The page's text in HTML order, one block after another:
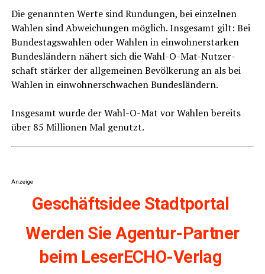
Die genann­ten Wer­te sind Run­dun­gen, bei ein­zel­nen
Wah­len sind Abwei­chun­gen mög­lich. Ins­ge­samt gilt: Bei
Bun­des­tags­wah­len oder Wah­len in ein­woh­ner­star­ken
Bun­des­län­dern nähert sich die Wahl-O-Mat-Nut­zer­
schaft stär­ker der all­ge­mei­nen Bevöl­ke­rung an als bei
Wah­len in ein­woh­ner­schwa­chen Bun­des­län­dern.
Ins­ge­samt wur­de der Wahl-O-Mat vor Wah­len bereits
über 85 Mil­lio­nen Mal genutzt.
Anzeige
Geschäfts­idee Stadtportal
Wer­den Sie Agen­tur-Part­ner
beim LeserECHO-Verlag